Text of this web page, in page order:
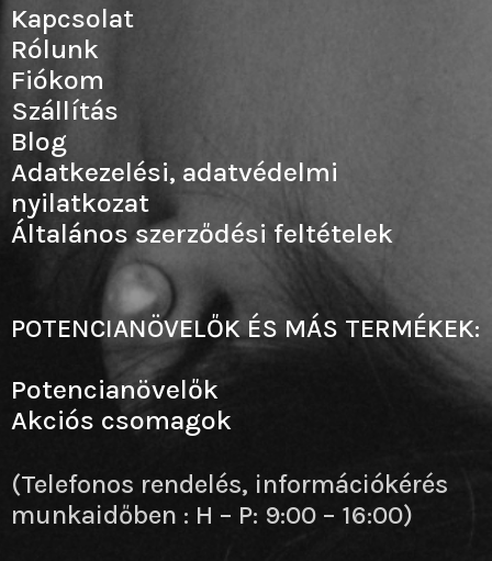
Kapcsolat
Rólunk
Fiókom
Szállítás
Blog
Adatkezelési, adatvédelmi
nyilatkozat
Általános szerződési feltételek
POTENCIANÖVELŐK ÉS MÁS TERMÉKEK:
Potencianövelők
Akciós csomagok
(Telefonos rendelés, információkérés
munkaidőben : H – P: 9:00 – 16:00)